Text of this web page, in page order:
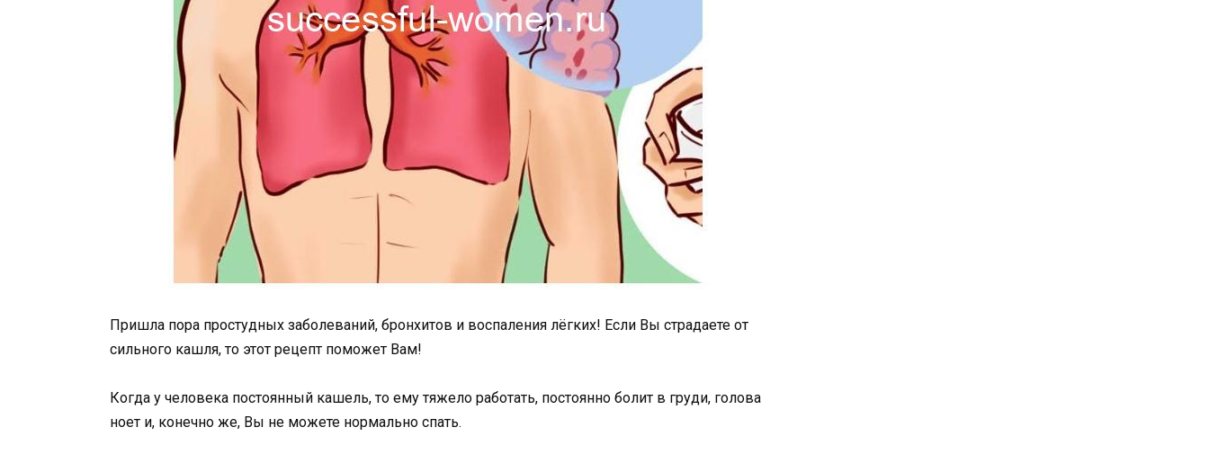
Пришла пора простудных заболеваний, бронхитов и воспаления лёгких! Если Вы страдаете от
сильного кашля, то этот рецепт поможет Вам!
Когда у человека постоянный кашель, то ему тяжело работать, постоянно болит в груди, голова
ноет и, конечно же, Вы не можете нормально спать.